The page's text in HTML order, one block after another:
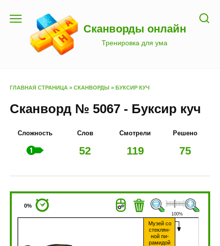
содержанию
Сканворды онлайн
Тренировка для ума
ГЛАВНАЯ СТРАНИЦА » СКАНВОРДЫ » БУКСИР КУЧ
Сканворд № 5067 - Буксир куч
Сложность Слов
52
Смотрели
119
Решено
75
0%
100%